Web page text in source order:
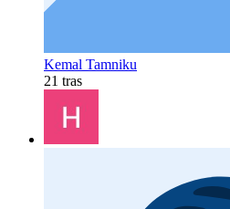
Kemal Tamniku
21 tras